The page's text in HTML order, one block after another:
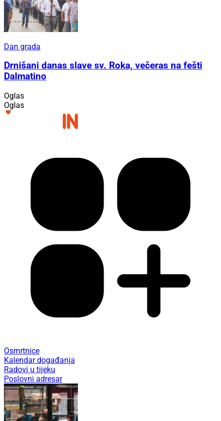
Dan grada
Drnišani danas slave sv. Roka, večeras na fešti
Dalmatino
Oglas
Oglas
Osmrtnice
Kalendar događanja
Radovi u tijeku
Poslovni adresar